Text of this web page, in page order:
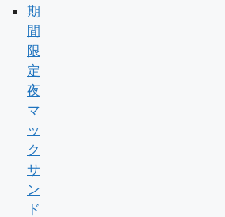
期
間
限
定
夜
マ
ッ
ク
サ
ン
ド